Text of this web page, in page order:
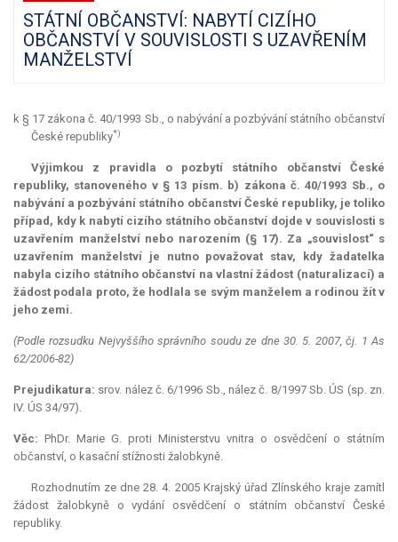
STÁTNÍ OBČANSTVÍ: NABYTÍ CIZÍHO
OBČANSTVÍ V SOUVISLOSTI S UZAVŘENÍM
MANŽELSTVÍ
k § 17 zákona č. 40/1993 Sb., o nabývání a pozbývání státního občanství
České republiky*)
Výjimkou z pravidla o pozbytí státního občanství České
republiky, stanoveného v § 13 písm. b) zákona č. 40/1993 Sb., o
nabývání a pozbývání státního občanství České republiky, je toliko
případ, kdy k nabytí cizího státního občanství dojde v souvislosti s
uzavřením manželství nebo narozením (§ 17). Za „souvislost“ s
uzavřením manželství je nutno považovat stav, kdy žadatelka
nabyla cizího státního občanství na vlastní žádost (naturalizací) a
žádost podala proto, že hodlala se svým manželem a rodinou žít v
jeho zemi.
(Podle rozsudku Nejvyššího správního soudu ze dne 30. 5. 2007, čj. 1 As
62/2006-82)
Prejudikatura: srov. nález č. 6/1996 Sb., nález č. 8/1997 Sb. ÚS (sp. zn.
IV. ÚS 34/97).
Věc: PhDr. Marie G. proti Ministerstvu vnitra o osvědčení o státním
občanství, o kasační stížnosti žalobkyně.
Rozhodnutím ze dne 28. 4. 2005 Krajský úřad Zlínského kraje zamítl
žádost žalobkyně o vydání osvědčení o státním občanství České
republiky.